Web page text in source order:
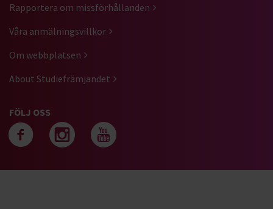
Rapportera om missförhållanden
Våra anmälningsvillkor
Om webbplatsen
About Studiefrämjandet
FÖLJ OSS
Följ oss på facebook
Följ oss på
Följ oss på